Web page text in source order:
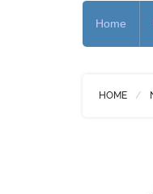
Home
HOME